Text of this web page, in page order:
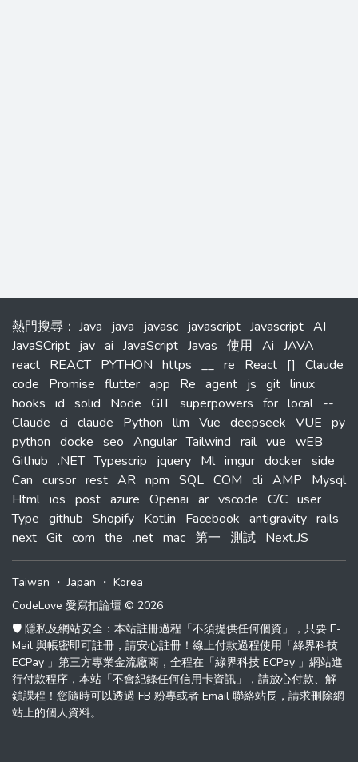
熱門搜尋 ： Java java javasc javascript Javascript AI
JavaSCript jav ai JavaScript Javas 使用 Ai JAVA
react REACT PYTHON https __ re React []
Claude
code
Promise flutter app Re agent js git linux
hooks id solid Node GIT superpowers for local --
Claude ci claude Python llm Vue deepseek VUE py
python docke seo Angular Tailwind rail vue wEB
Github .NET Typescrip jquery Ml imgur docker side
Can cursor rest AR npm SQL COM cli AMP
Mysql
Html ios post azure Openai ar vscode C/C user
Type github Shopify Kotlin Facebook antigravity rails
next Git com the .net mac 第一 測試 Next.JS
Taiwan ・Japan ・ Korea
CodeLove 愛寫扣論壇 © 2026
🛡️ 隱私及網站安全：本站註冊過程「不須提供任何個資」，只要 E-
Mail 與帳密即可註冊，請安心註冊！線上付款過程使用「綠界科技
ECPay 」第三方專業金流廠商，全程在「綠界科技 ECPay 」網站進
行付款程序，本站「不會紀錄任何信用卡資訊」，請放心付款、解
鎖課程！您隨時可以透過 FB 粉專或者 Email 聯絡站長，請求刪除網
站上的個人資料。